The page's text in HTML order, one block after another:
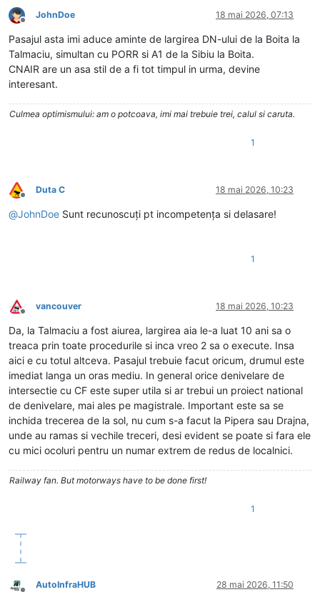
Deconectat
JohnDoe 18 mai 2026, 07:13
Pasajul asta imi aduce aminte de largirea DN-ului de la Boita la
Talmaciu, simultan cu PORR si A1 de la Sibiu la Boita.
CNAIR are un asa stil de a fi tot timpul in urma, devine
interesant.
Culmea optimismului: am o potcoava, imi mai trebuie trei, calul si caruta.
1
Deconectat
Duta C 18 mai 2026, 10:23
@JohnDoe Sunt recunoscuți pt incompetența si delasare!
1
Deconectat
vancouver 18 mai 2026, 10:23
Da, la Talmaciu a fost aiurea, largirea aia le-a luat 10 ani sa o
treaca prin toate procedurile si inca vreo 2 sa o execute. Insa
aici e cu totul altceva. Pasajul trebuie facut oricum, drumul este
imediat langa un oras mediu. In general orice denivelare de
intersectie cu CF este super utila si ar trebui un proiect national
de denivelare, mai ales pe magistrale. Important este sa se
inchida trecerea de la sol, nu cum s-a facut la Pipera sau Drajna,
unde au ramas si vechile treceri, desi evident se poate si fara ele
cu mici ocoluri pentru un numar extrem de redus de localnici.
Railway fan. But motorways have to be done first!
1
Deconectat
AutoInfraHUB 28 mai 2026, 11:50